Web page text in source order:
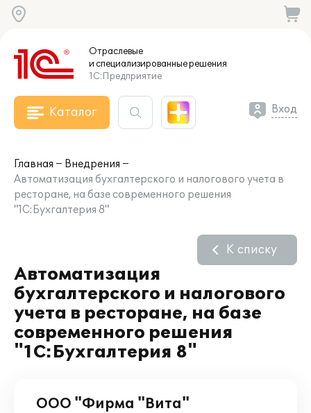
Отраслевые
и специализированныерешения
1С:Предприятие
Каталог Вход
Главная
Внедрения
Автоматизация бухгалтерского и налогового учета в
ресторане, на базе современного решения
"1С:Бухгалтерия 8"
Автоматизация
бухгалтерского и налогового
учета в ресторане, на базе
современного решения
"1С:Бухгалтерия 8"
К списку
ООО "Фирма "Вита"